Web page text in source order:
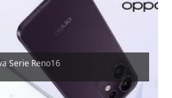
Serie Reno16